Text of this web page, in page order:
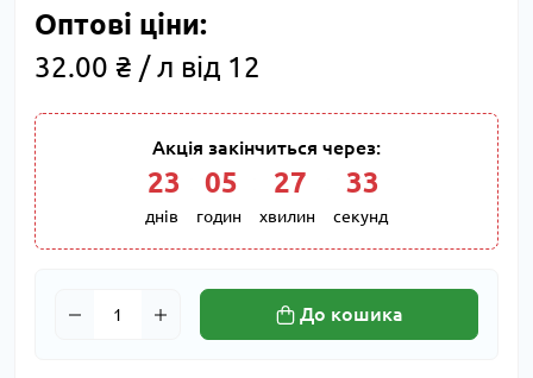
Оптові ціни:
32.00 ₴ / л від 12
Акція закінчиться через:
23
днів
05
годин
27
хвилин
32
секунд
До кошика